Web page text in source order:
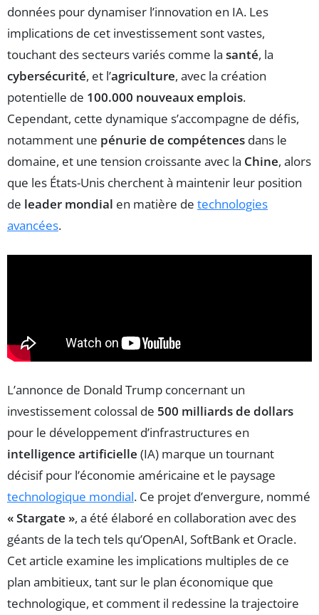
données pour dynamiser l’innovation en IA. Les
implications de cet investissement sont vastes,
touchant des secteurs variés comme la santé, la
cybersécurité, et l’agriculture, avec la création
potentielle de 100.000 nouveaux emplois.
Cependant, cette dynamique s’accompagne de défis,
notamment une pénurie de compétences dans le
domaine, et une tension croissante avec la Chine, alors
que les États-Unis cherchent à maintenir leur position
de leader mondial en matière de technologies
avancées.
L’annonce de Donald Trump concernant un
investissement colossal de 500 milliards de dollars
pour le développement d’infrastructures en
intelligence artificielle (IA) marque un tournant
décisif pour l’économie américaine et le paysage
technologique mondial. Ce projet d’envergure, nommé
« Stargate », a été élaboré en collaboration avec des
géants de la tech tels qu’OpenAI, SoftBank et Oracle.
Cet article examine les implications multiples de ce
plan ambitieux, tant sur le plan économique que
technologique, et comment il redessine la trajectoire